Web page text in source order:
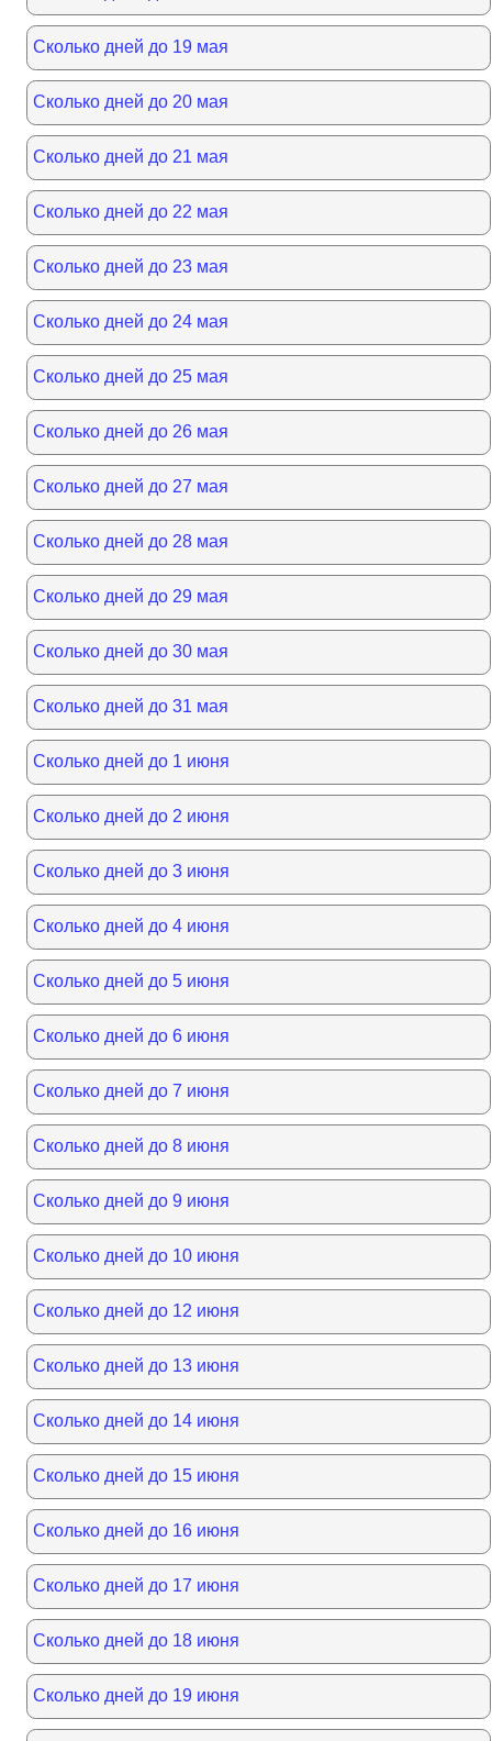
Сколько дней до 19 мая
Сколько дней до 20 мая
Сколько дней до 21 мая
Сколько дней до 22 мая
Сколько дней до 23 мая
Сколько дней до 24 мая
Сколько дней до 25 мая
Сколько дней до 26 мая
Сколько дней до 27 мая
Сколько дней до 28 мая
Сколько дней до 29 мая
Сколько дней до 30 мая
Сколько дней до 31 мая
Сколько дней до 1 июня
Сколько дней до 2 июня
Сколько дней до 3 июня
Сколько дней до 4 июня
Сколько дней до 5 июня
Сколько дней до 6 июня
Сколько дней до 7 июня
Сколько дней до 8 июня
Сколько дней до 9 июня
Сколько дней до 10 июня
Сколько дней до 12 июня
Сколько дней до 13 июня
Сколько дней до 14 июня
Сколько дней до 15 июня
Сколько дней до 16 июня
Сколько дней до 17 июня
Сколько дней до 18 июня
Сколько дней до 19 июня